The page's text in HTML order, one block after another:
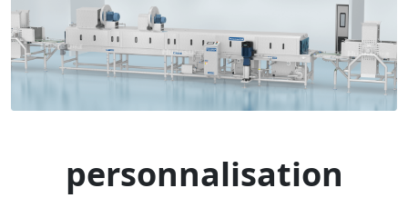
personnalisation